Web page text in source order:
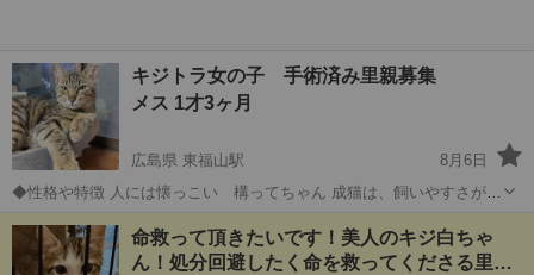
キジトラ女の子 手術済み里親募集
メス 1才3ヶ月
広島県 東福山駅
8月6日
◆性格や特徴 人には懐っこい 構ってちゃん 成猫は、飼いやすさがあ
ります https://youtube.com/shorts/MC2_k6T5WGk?
si=P9sY6jChKC_Nj8fU ↑ 動画 ◆健康状態 4...
広島 福山市 東福山駅 ワクチン
命救って頂きたいです！美人のキジ白ちゃ
ん！処分回避したく命を救ってくださる里